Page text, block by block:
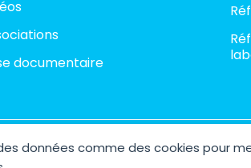
données comme des cookies pour
documentaire
Jonas – Espace Collaboratif contre la